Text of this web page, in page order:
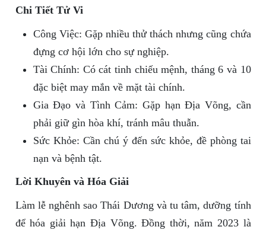
Chi Tiết Tử Vi
Công Việc: Gặp nhiều thử thách nhưng cũng chứa
đựng cơ hội lớn cho sự nghiệp.
Tài Chính: Có cát tinh chiếu mệnh, tháng 6 và 10
đặc biệt may mắn về mặt tài chính.
Gia Đạo và Tình Cảm: Gặp hạn Địa Võng, cần
phải giữ gìn hòa khí, tránh mâu thuẫn.
Sức Khỏe: Cần chú ý đến sức khỏe, đề phòng tai
nạn và bệnh tật.
Lời Khuyên và Hóa Giải
Làm lễ nghênh sao Thái Dương và tu tâm, dưỡng tính
để hóa giải hạn Địa Võng. Đồng thời, năm 2023 là